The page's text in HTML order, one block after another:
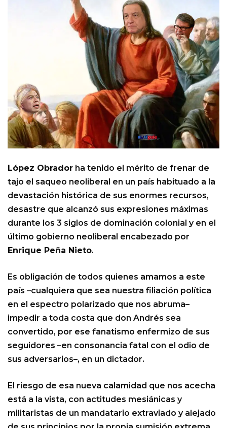
López Obrador ha tenido el mérito de frenar de
tajo el saqueo neoliberal en un país habituado a la
devastación histórica de sus enormes recursos,
desastre que alcanzó sus expresiones máximas
durante los 3 siglos de dominación colonial y en el
último gobierno neoliberal encabezado por
Enrique Peña Nieto.
Es obligación de todos quienes amamos a este
país –cualquiera que sea nuestra filiación política
en el espectro polarizado que nos abruma–
impedir a toda costa que don Andrés sea
convertido, por ese fanatismo enfermizo de sus
seguidores –en consonancia fatal con el odio de
sus adversarios–, en un dictador.
El riesgo de esa nueva calamidad que nos acecha
está a la vista, con actitudes mesiánicas y
militaristas de un mandatario extraviado y alejado